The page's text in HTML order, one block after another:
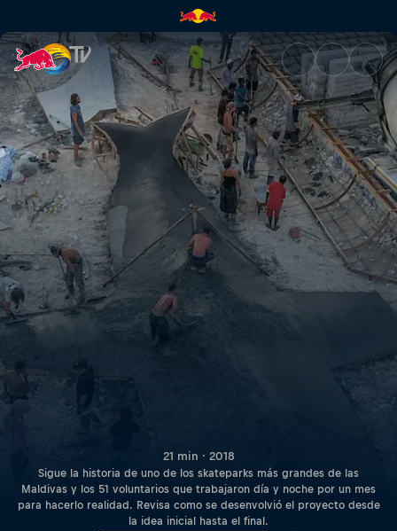
Hulhumalé Skatepark | Red
21 min · 2018
Sigue la historia de uno de los skateparks más grandes de las
Maldivas y los 51 voluntarios que trabajaron día y noche por un mes
para hacerlo realidad. Revisa como se desenvolvió el proyecto desde
la idea inicial hasta el final.